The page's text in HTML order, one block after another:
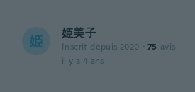
姫 姫美子
Inscrit depuis 2020 · 75 avis
il y a 4 ans